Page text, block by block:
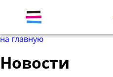
Открыть меню
на главную
Новости